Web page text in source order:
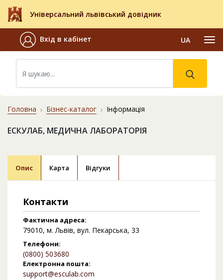
Універсальний львівський довідник
Вхід в кабінет UA
Головна Бізнес-каталог Інформація
ЕСКУЛАБ, МЕДИЧНА ЛАБОРАТОРІЯ
Опис Карта Відгуки
Контакти
Фактична адреса:
79010, м. Львів, вул. Пекарська, 33
Телефони:
(0800) 503680
Електронна пошта:
support@esculab.com